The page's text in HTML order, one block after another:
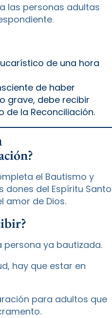
las personas adultas
de una hora
de haber
grave, debe recibir
de la Reconciliación.
el Bautismo y
dones del Espíritu Santo
amor de Dios.
persona ya bautizada.
hay que estar en
para adultos que